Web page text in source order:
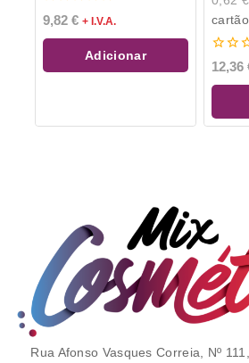
0
de
5
9,82 € + I.V.A.
Adicionar
cartão
0
de
5
12,36
Rua Afonso Vasques Correia, Nº